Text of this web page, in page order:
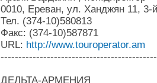
0010, Ереван, ул. Ханджян 11, 3-
Тел. (374-10)580813
Факс: (374-10)587871
URL: http://www.touroperator.am
ДЕЛЬТА-АРМЕНИЯ